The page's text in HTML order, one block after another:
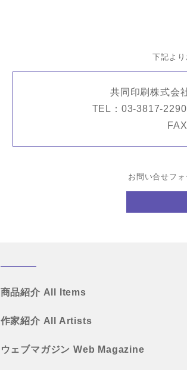
下記よ
共同印刷株式会
TEL：03-3817-2290
FAX
お問い合せフ
商品紹介 All Items
作家紹介 All Artists
ウェブマガジン Web Magazine